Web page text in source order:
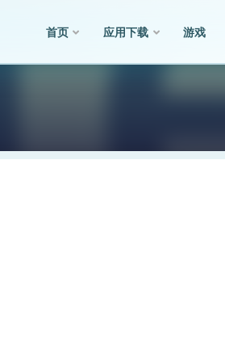
首页 应用下载 游戏